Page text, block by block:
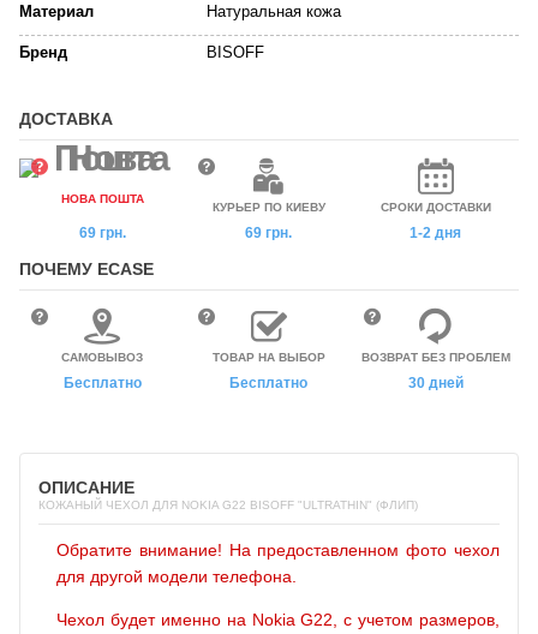
Материал Натуральная кожа
Бренд BISOFF
ДОСТАВКА
НОВА ПОШТА
69 грн.
КУРЬЕР ПО КИЕВУ
69 грн.
СРОКИ ДОСТАВКИ
1-2 дня
ПОЧЕМУ ECASE
САМОВЫВОЗ
Бесплатно
ТОВАР НА ВЫБОР
Бесплатно
ВОЗВРАТ БЕЗ ПРОБЛЕМ
30 дней
ОПИСАНИЕ
КОЖАНЫЙ ЧЕХОЛ ДЛЯ NOKIA G22 BISOFF "ULTRATHIN" (ФЛИП)
Обратите внимание! На предоставленном фото чехол
для другой модели телефона.
Чехол будет именно на Nokia G22, с учетом размеров,